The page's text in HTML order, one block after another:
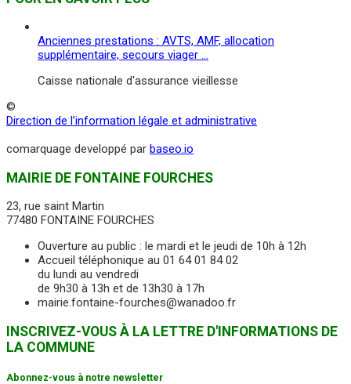
Anciennes prestations : AVTS, AMF, allocation
supplémentaire, secours viager …
Caisse nationale d'assurance vieillesse
©
Direction de l’information légale et administrative
comarquage developpé par baseo.io
MAIRIE DE FONTAINE FOURCHES
23, rue saint Martin
77480 FONTAINE FOURCHES
Ouverture au public : le mardi et le jeudi de 10h à 12h
Accueil téléphonique au 01 64 01 84 02
du lundi au vendredi
de 9h30 à 13h et de 13h30 à 17h
mairie.fontaine-fourches@wanadoo.fr
INSCRIVEZ-VOUS À LA LETTRE D'INFORMATIONS DE
LA COMMUNE
Abonnez-vous à notre newsletter